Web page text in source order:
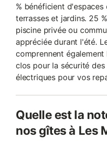
% bénéficient
terrasses et jardins. 25
piscine privée ou
appréciée durant l'été.
comprennent
clos pour la sécurité
électriques pour vos
Quelle est la
nos gîtes à Les